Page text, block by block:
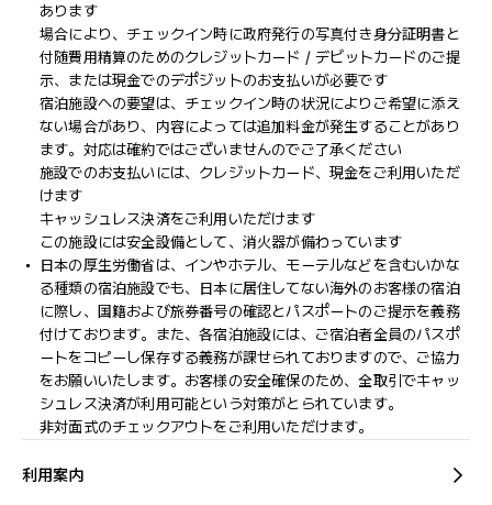
あります
場合により、チェックイン時に政府発行の写真付き身分証明書と
付随費用精算のためのクレジットカード / デビットカードのご提
示、または現金でのデポジットのお支払いが必要です
宿泊施設への要望は、チェックイン時の状況によりご希望に添え
ない場合があり、内容によっては追加料金が発生することがあり
ます。対応は確約ではございませんのでご了承ください
施設でのお支払いには、クレジットカード、現金をご利用いただ
けます
キャッシュレス決済をご利用いただけます
この施設には安全設備として、消火器が備わっています
日本の厚生労働省は、インやホテル、モーテルなどを含むいかな
る種類の宿泊施設でも、日本に​居住してない海外のお客様の宿泊
に際し、国籍および旅券番号の確認とパスポートのご提示を義務
付け​ております。また、各宿泊施設には、ご宿泊者全員のパスポ
ートをコピーし保存する義務が課せられておりますの​で、ご協力
をお願いいたします。お客様の安全確保のため、全取引でキャッ
シュレス決済が利用可能という対策がとられています。
非対面式のチェックアウトをご利用いただけます。
利用案内